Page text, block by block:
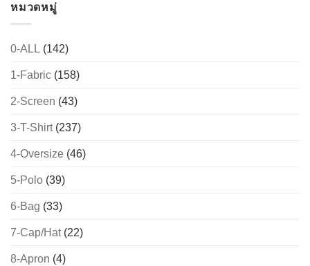
หมวดหมู่
0-ALL (142)
1-Fabric (158)
2-Screen (43)
3-T-Shirt(237)
4-Oversize (46)
5-Polo (39)
6-Bag (33)
7-Cap/Hat(22)
8-Apron (4)